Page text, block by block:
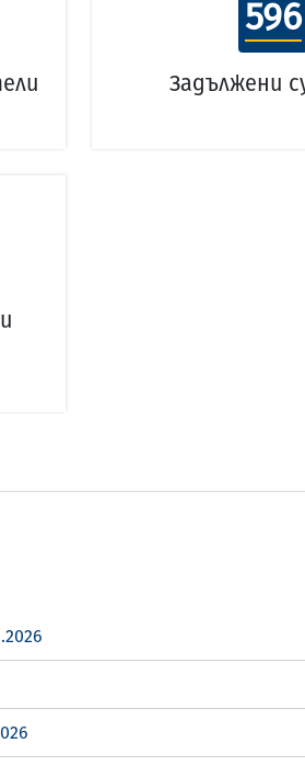
596
Задължени